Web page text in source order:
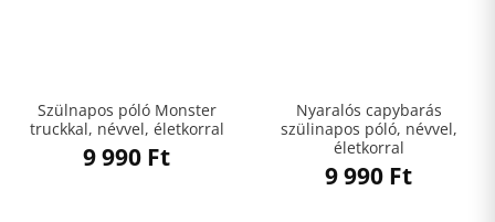
Szülnapos póló Monster
truckkal, névvel, életkorral
9 990 Ft
Nyaralós capybarás
szülinapos póló, névvel,
életkorral
9 990 Ft